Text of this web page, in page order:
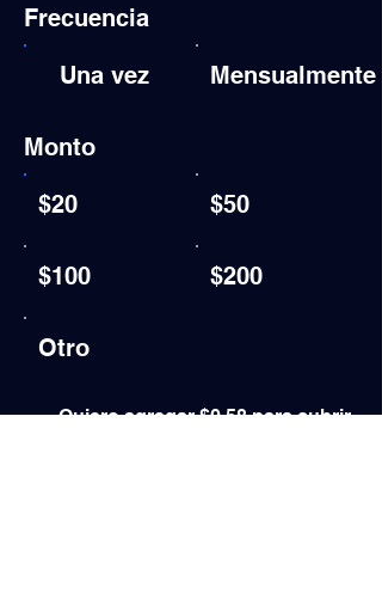
Frecuencia
Una vez
Mensualmente
Monto
$20
$50
$100 $200
Otro
Quiero agregar $0.58 para cubrir